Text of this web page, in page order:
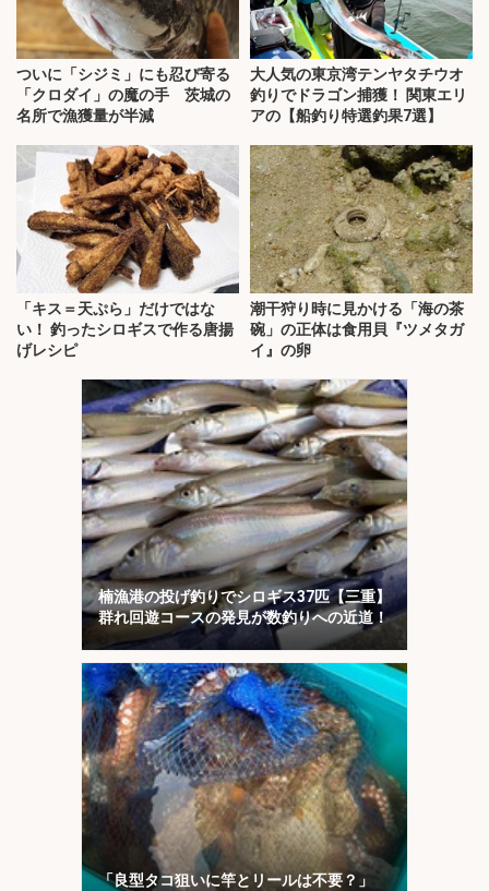
ついに「シジミ」にも忍び寄る
「クロダイ」の魔の手 茨城の
名所で漁獲量が半減
大人気の東京湾テンヤタチウオ
釣りでドラゴン捕獲！ 関東エリ
アの【船釣り特選釣果7選】
「キス＝天ぷら」だけではな
い！ 釣ったシロギスで作る唐揚
げレシピ
潮干狩り時に見かける「海の茶
碗」の正体は食用貝『ツメタガ
イ』の卵
楠漁港の投げ釣りでシロギス37匹【三重】
群れ回遊コースの発見が数釣りへの近道！
「良型タコ狙いに竿とリールは不要？」